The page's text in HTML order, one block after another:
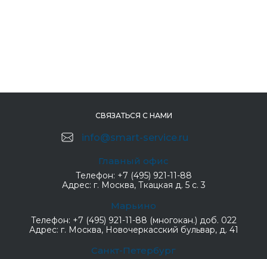
СВЯЗАТЬСЯ С НАМИ
info@smart-service.ru
Главный офис
Телефон: +7 (495) 921-11-88
Адрес: г. Москва, Ткацкая д. 5 с. 3
Марьино
Телефон: +7 (495) 921-11-88 (многокан.) доб. 022
Адрес: г. Москва, Новочеркасский бульвар, д. 41
Санкт-Петербург